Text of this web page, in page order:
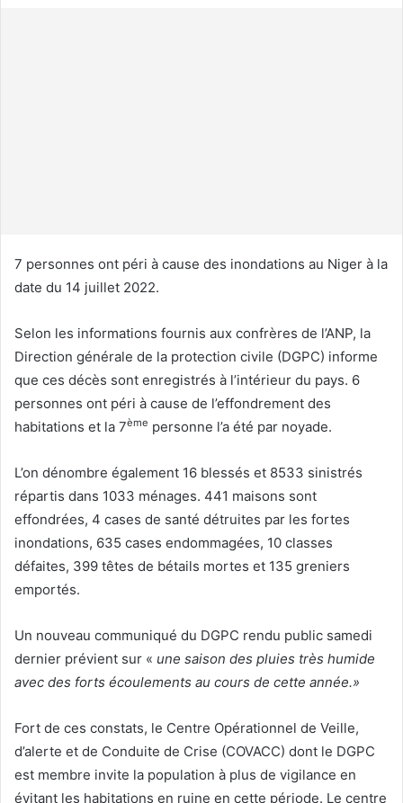
l
7 personnes ont péri à cause des inondations au Niger à la
date du 14 juillet 2022.
Selon les informations fournis aux confrères de l’ANP, la
Direction générale de la protection civile (DGPC) informe
que ces décès sont enregistrés à l’intérieur du pays. 6
personnes ont péri à cause de l’effondrement des
habitations et la 7ème personne l’a été par noyade.
L’on dénombre également 16 blessés et 8533 sinistrés
répartis dans 1033 ménages. 441 maisons sont
effondrées, 4 cases de santé détruites par les fortes
inondations, 635 cases endommagées, 10 classes
défaites, 399 têtes de bétails mortes et 135 greniers
emportés.
Un nouveau communiqué du DGPC rendu public samedi
dernier prévient sur « une saison des pluies très humide
avec des forts écoulements au cours de cette année.»
Fort de ces constats, le Centre Opérationnel de Veille,
d’alerte et de Conduite de Crise (COVACC) dont le DGPC
est membre invite la population à plus de vigilance en
évitant les habitations en ruine en cette période. Le centre